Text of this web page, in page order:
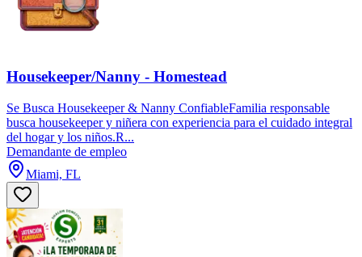
Housekeeper/Nanny - Homestead
Se Busca Housekeeper & Nanny ConfiableFamilia responsable
busca housekeeper y niñera con experiencia para el cuidado integral
del hogar y los niños.R...
Demandante de empleo
Miami, FL